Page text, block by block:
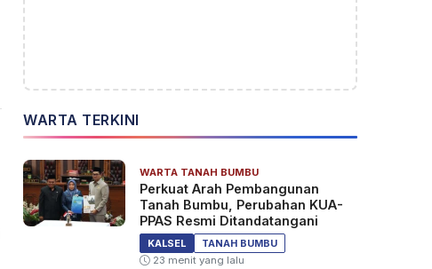
WARTA TERKINI
WARTA TANAH BUMBU
Perkuat Arah Pembangunan
Tanah Bumbu, Perubahan KUA-
PPAS Resmi Ditandatangani
KALSEL
TANAH BUMBU
23 menit yang lalu